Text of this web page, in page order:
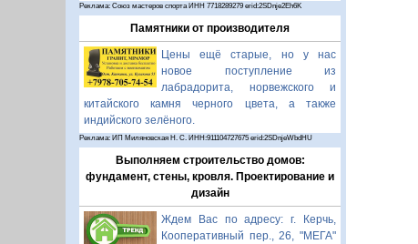
Реклама: Союз мастеров спорта ИНН 7718289279 erid:2SDnje2Eh6K
Памятники от производителя
Цены ещё старые, но у нас
новое поступление из
лабрадорита, норвежского и
китайского камня черного цвета, а также
индийского зелёного.
Реклама: ИП Миляновская Н. С. ИНН:911104727675 erid:2SDnjeWbdHU
Выполняем строительство домов:
фундамент, стены, кровля. Проектирование и
дизайн
Ждем Вас по адресу: г. Керчь,
Кооперативный пер., 26, "МЕГА"